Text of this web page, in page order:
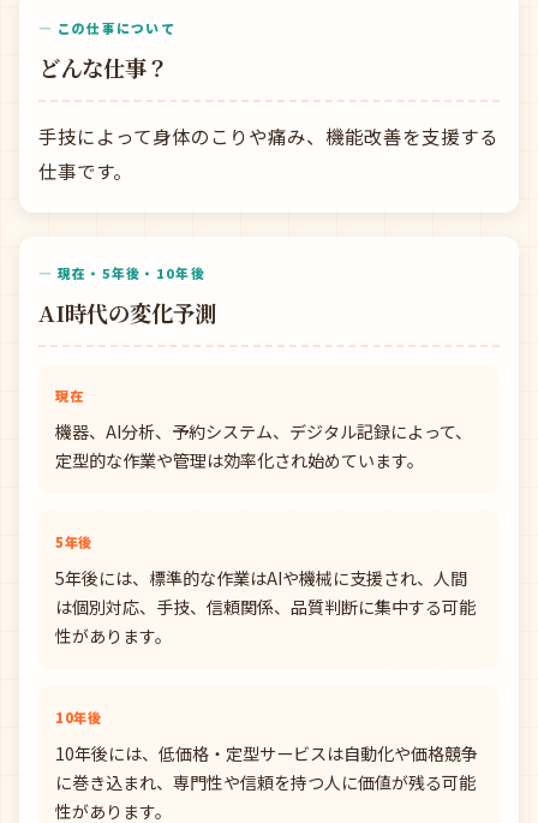
— この仕事について
どんな仕事？
手技によって身体のこりや痛み、機能改善を支援する
仕事です。
— 現在・5年後・10年後
AI時代の変化予測
現在
機器、AI分析、予約システム、デジタル記録によって、
定型的な作業や管理は効率化され始めています。
5年後
5年後には、標準的な作業はAIや機械に支援され、人間
は個別対応、手技、信頼関係、品質判断に集中する可能
性があります。
10年後
10年後には、低価格・定型サービスは自動化や価格競争
に巻き込まれ、専門性や信頼を持つ人に価値が残る可能
性があります。